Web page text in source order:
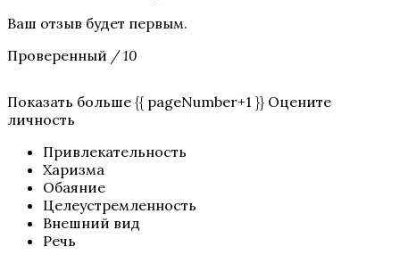
Ваш отзыв будет первым.
Проверенный / 10
Показать больше {{ pageNumber+1 }} Оцените
личность
Привлекательность
Харизма
Обаяние
Целеустремленность
Внешний вид
Речь